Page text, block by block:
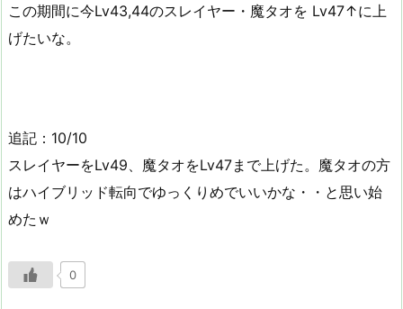
この期間に今Lv43,44のスレイヤー・魔タオを Lv47↑に上
げたいな。
追記：10/10
スレイヤーをLv49、魔タオをLv47まで上げた。魔タオの方
はハイブリッド転向でゆっくりめでいいかな・・と思い始
めたｗ
0